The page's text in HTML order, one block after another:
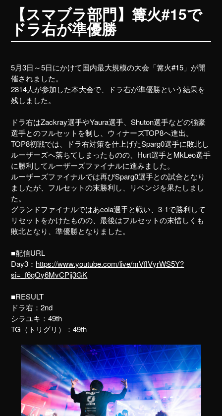
【スマブラ部門】篝火#15で
ドラ右が準優勝
5月3日～5日にかけて国内最大規模の大会「篝火#15」が開
催されました。
2814人が参加した本大会で、ドラ右が準優勝という結果を
残しました。
ドラ右はZackray選手やYaura選手、Shuton選手などの強豪
選手とのフルセットを制し、ウィナーズTOP8へ進出。
TOP8初戦では、ドラ右対策を仕上げたSparg0選手に敗北し
ルーザーズへ落ちてしまったものの、Hurt選手とMkLeo選手
に勝利してルーザーズファイナルに進みました。
ルーザーズファイナルでは再びSparg0選手との試合となり
ましたが、フルセットの末勝利し、リベンジを果たしまし
た。
グランドファイナルではあcola選手と戦い、3-1で勝利して
リセットをかけたものの、最後はフルセットの末惜しくも
敗北となり、準優勝となりました。
■配信URL
Day3： https://www.youtube.com/live/mVflVyrWS5Y?
si=_f6gOy6MvCPjj3GK
■RESULT
ドラ右：2nd
シラユキ：49th
TG（トリグリ）：49th